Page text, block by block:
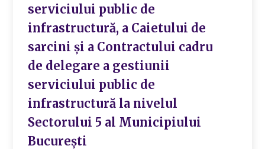
serviciului public de
infrastructură, a Caietului de
sarcini și a Contractului cadru
de delegare a gestiunii
serviciului public de
infrastructură la nivelul
Sectorului 5 al Municipiului
București